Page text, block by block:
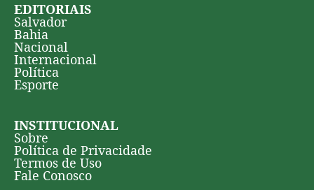
EDITORIAIS
Salvador
Bahia
Nacional
Internacional
Política
Esporte
INSTITUCIONAL
Sobre
Política de Privacidade
Termos de Uso
Fale Conosco